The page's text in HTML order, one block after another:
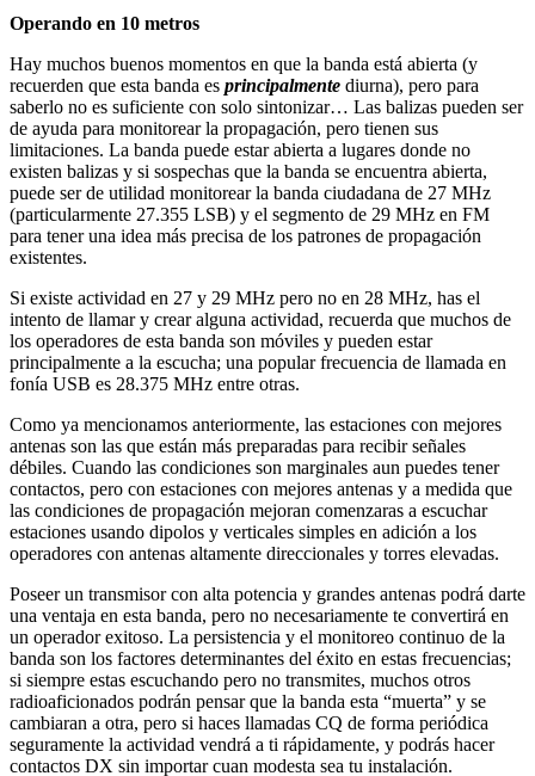
Operando en 10 metros
Hay muchos buenos momentos en que la banda está abierta (y
recuerden que esta banda es principalmente diurna), pero para
saberlo no es suficiente con solo sintonizar… Las balizas pueden ser
de ayuda para monitorear la propagación, pero tienen sus
limitaciones. La banda puede estar abierta a lugares donde no
existen balizas y si sospechas que la banda se encuentra abierta,
puede ser de utilidad monitorear la banda ciudadana de 27 MHz
(particularmente 27.355 LSB) y el segmento de 29 MHz en FM
para tener una idea más precisa de los patrones de propagación
existentes.
Si existe actividad en 27 y 29 MHz pero no en 28 MHz, has el
intento de llamar y crear alguna actividad, recuerda que muchos de
los operadores de esta banda son móviles y pueden estar
principalmente a la escucha; una popular frecuencia de llamada en
fonía USB es 28.375 MHz entre otras.
Como ya mencionamos anteriormente, las estaciones con mejores
antenas son las que están más preparadas para recibir señales
débiles. Cuando las condiciones son marginales aun puedes tener
contactos, pero con estaciones con mejores antenas y a medida que
las condiciones de propagación mejoran comenzaras a escuchar
estaciones usando dipolos y verticales simples en adición a los
operadores con antenas altamente direccionales y torres elevadas.
Poseer un transmisor con alta potencia y grandes antenas podrá darte
una ventaja en esta banda, pero no necesariamente te convertirá en
un operador exitoso. La persistencia y el monitoreo continuo de la
banda son los factores determinantes del éxito en estas frecuencias;
si siempre estas escuchando pero no transmites, muchos otros
radioaficionados podrán pensar que la banda esta “muerta” y se
cambiaran a otra, pero si haces llamadas CQ de forma periódica
seguramente la actividad vendrá a ti rápidamente, y podrás hacer
contactos DX sin importar cuan modesta sea tu instalación.